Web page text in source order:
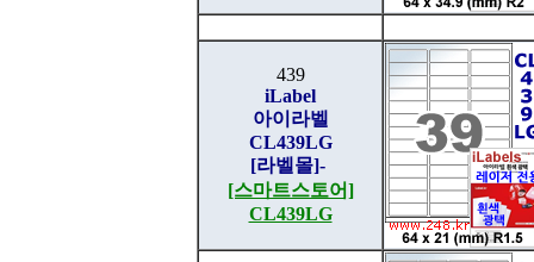
439
iLabel
아이라벨
CL439LG
[라벨몰]-
[스마트스토어]
CL439LG